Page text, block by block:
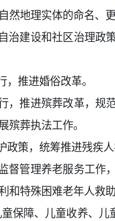
然地理实体的命名、
治建设和社区治理政
推进婚俗改革。
，推进殡葬改革，规
殡葬执法工作。
政策，统筹推进残疾
督管理养老服务工作
和特殊困难老年人救助
保障、儿童收养、